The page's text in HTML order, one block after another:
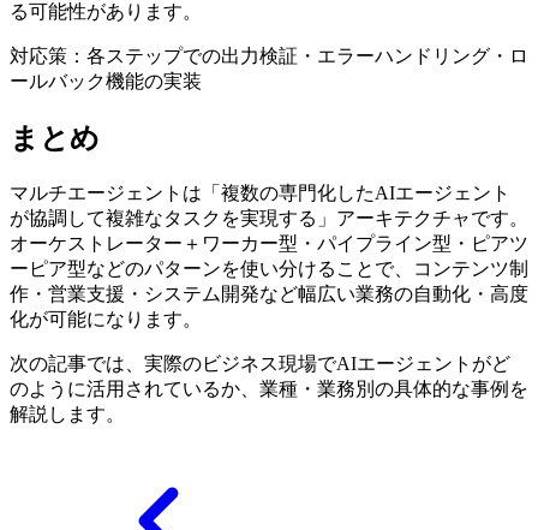
る可能性があります。
対応策：各ステップでの出力検証・エラーハンドリング・ロ
ールバック機能の実装
まとめ
マルチエージェントは「複数の専門化したAIエージェント
が協調して複雑なタスクを実現する」アーキテクチャです。
オーケストレーター＋ワーカー型・パイプライン型・ピアツ
ーピア型などのパターンを使い分けることで、コンテンツ制
作・営業支援・システム開発など幅広い業務の自動化・高度
化が可能になります。
次の記事では、実際のビジネス現場でAIエージェントがど
のように活用されているか、業種・業務別の具体的な事例を
解説します。